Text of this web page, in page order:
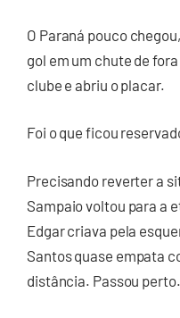
O Paraná pouco
gol em um chute de
clube e abriu o placar.
Foi o que ficou
Precisando reverter a
Sampaio voltou para a
Edgar criava pela
Santos quase empata
distância. Passou perto.